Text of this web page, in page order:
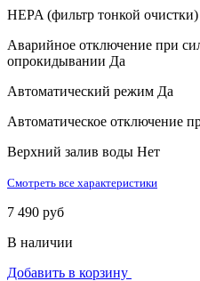
HEPA (фильтр тонкой очистки)
Аварийное отключение при
опрокидывании Да
Автоматический режим Да
Автоматическое отключение
Верхний залив воды Нет
Смотреть все характеристики
7 490 руб
В наличии
Добавить в корзину